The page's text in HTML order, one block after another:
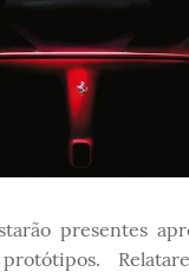
presentes